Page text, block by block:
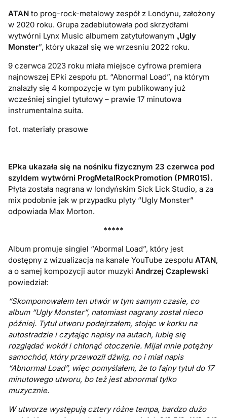
ATAN to prog-rock-metalowy zespół z Londynu, założony
w 2020 roku. Grupa zadebiutowała pod skrzydłami
wytwórni Lynx Music albumem zatytułowanym „Ugly
Monster”, który ukazał się we wrzesniu 2022 roku.
9 czerwca 2023 roku miała miejsce cyfrowa premiera
najnowszej EPki zespołu pt. “Abnormal Load”, na którym
znalazły się 4 kompozycje w tym publikowany już
wcześniej singiel tytułowy – prawie 17 minutowa
instrumentalna suita.
fot. materiały prasowe
EPka ukazała się na nośniku fizycznym 23 czerwca pod
szyldem wytwórni ProgMetalRockPromotion (PMR015).
Płyta została nagrana w londyńskim Sick Lick Studio, a za
mix podobnie jak w przypadku plyty “Ugly Monster”
odpowiada Max Morton.
*****
Album promuje singiel “Abormal Load”, który jest
dostępny z wizualizacja na kanale YouTube zespołuATAN,
a o samej kompozycji autor muzykiAndrzej Czaplewski
powiedział:
“Skomponowałem ten utwór w tym samym czasie, co
album “Ugly Monster”, natomiast nagrany został nieco
później. Tytuł utworu podejrzałem, stojąc w korku na
autostradzie i czytając napisy na autach, lubię się
rozglądać wokół i chłonąć otoczenie. Mijał mnie potężny
samochód, który przewoził dźwig, no i miał napis
“Abnormal Load”, więc pomyślałem, że to fajny tytuł do 17
minutowego utworu, bo też jest abnormal tylko
muzycznie.
W utworze występują cztery różne tempa, bardzo dużo